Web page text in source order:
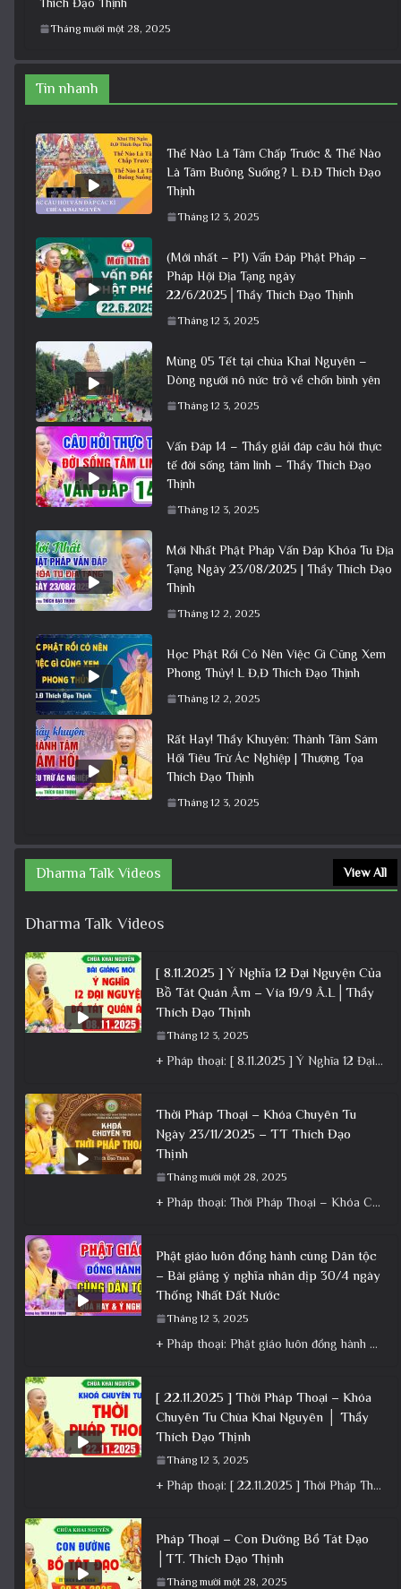
Tháng mười một 28, 2025
Tin nhanh
Thế Nào Là Tâm Chấp Trước & Thế Nào
Là Tâm Buông Suống? L Đ.Đ Thích Đạo
Thịnh
Tháng 12 3, 2025
(Mới nhất – P1) Vấn Đáp Phật Pháp –
Pháp Hội Địa Tạng ngày
22/6/2025│Thầy Thích Đạo Thịnh
Tháng 12 3, 2025
Mùng 05 Tết tại chùa Khai Nguyên –
Dòng người nô nức trở về chốn bình yên
Tháng 12 3, 2025
Vấn Đáp 14 – Thầy giải đáp câu hỏi thực
tế đời sống tâm linh – Thầy Thích Đạo
Thịnh
Tháng 12 3, 2025
Mới Nhất Phật Pháp Vấn Đáp Khóa Tu Địa
Tạng Ngày 23/08/2025 | Thầy Thích Đạo
Thịnh
Tháng 12 2, 2025
Học Phật Rồi Có Nên Việc Gì Cũng Xem
Phong Thủy! L Đ,Đ Thích Đạo Thịnh
Tháng 12 2, 2025
Rất Hay! Thầy Khuyên: Thành Tâm Sám
Hối Tiêu Trừ Ác Nghiệp | Thượng Tọa
Thích Đạo Thịnh
Tháng 12 3, 2025
Dharma Talk Videos View All
Dharma Talk Videos
[ 8.11.2025 ] Ý Nghĩa 12 Đại Nguyện Của
Bồ Tát Quán Âm – Vía 19/9 Â.L│Thầy
Thích Đạo Thịnh
Tháng 12 3, 2025
+ Pháp thoại: [ 8.11.2025 ] Ý Nghĩa 12 Đại Nguyện Của Bồ Tát Quán Âm – Vía 19/9 Â.L│Thầy
Thời Pháp Thoại – Khóa Chuyên Tu
Ngày 23/11/2025 – TT Thích Đạo
Thịnh
Tháng mười một 28, 2025
+ Pháp thoại: Thời Pháp Thoại – Khóa Chuyên Tu Ngày 23/11/2025 – TT Thích Đạo Thịnh + Album: Pháp
Phật giáo luôn đồng hành cùng Dân tộc
– Bài giảng ý nghĩa nhân dịp 30/4 ngày
Thống Nhất Đất Nước
Tháng 12 3, 2025
+ Pháp thoại: Phật giáo luôn đồng hành cùng Dân tộc – Bài giảng ý nghĩa nhân dịp 30/4 ngày
[ 22.11.2025 ] Thời Pháp Thoại – Khóa
Chuyên Tu Chùa Khai Nguyên │ Thầy
Thích Đạo Thịnh
Tháng 12 3, 2025
+ Pháp thoại: [ 22.11.2025 ] Thời Pháp Thoại – Khóa Chuyên Tu Chùa Khai Nguyên │ Thầy Thích Đạo
Pháp Thoại – Con Đường Bồ Tát Đạo
│TT. Thích Đạo Thịnh
Tháng mười một 28, 2025